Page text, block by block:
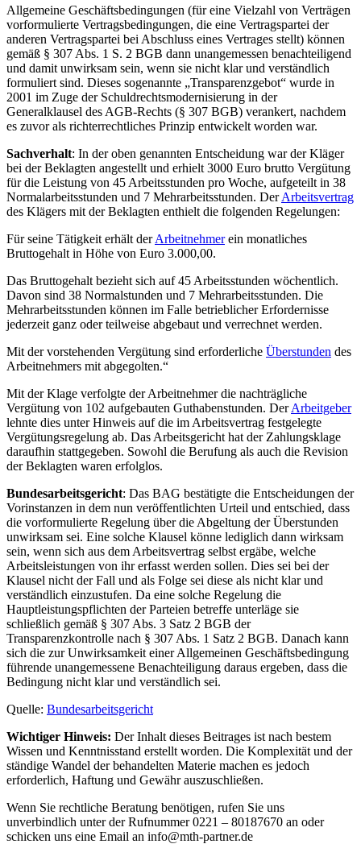
Allgemeine Geschäftsbedingungen (für eine Vielzahl von Verträgen
vorformulierte Vertragsbedingungen, die eine Vertragspartei der
anderen Vertragspartei bei Abschluss eines Vertrages stellt) können
gemäß § 307 Abs. 1 S. 2 BGB dann unangemessen benachteiligend
und damit unwirksam sein, wenn sie nicht klar und verständlich
formuliert sind. Dieses sogenannte „Transparenzgebot“ wurde in
2001 im Zuge der Schuldrechtsmodernisierung in der
Generalklausel des AGB-Rechts (§ 307 BGB) verankert, nachdem
es zuvor als richterrechtliches Prinzip entwickelt worden war.
Sachverhalt: In der oben genannten Entscheidung war der Kläger
bei der Beklagten angestellt und erhielt 3000 Euro brutto Vergütung
für die Leistung von 45 Arbeitsstunden pro Woche, aufgeteilt in 38
Normalarbeitsstunden und 7 Mehrarbeitsstunden. DerArbeitsvertrag
des Klägers mit der Beklagten enthielt die folgenden Regelungen:
Für seine Tätigkeit erhält derArbeitnehmerein monatliches
Bruttogehalt in Höhe von Euro 3.000,00.
Das Bruttogehalt bezieht sich auf 45 Arbeitsstunden wöchentlich.
Davon sind 38 Normalstunden und 7 Mehrarbeitsstunden. Die
Mehrarbeitsstunden können im Falle betrieblicher Erfordernisse
jederzeit ganz oder teilweise abgebaut und verrechnet werden.
Mit der vorstehenden Vergütung sind erforderliche Überstunden des
Arbeitnehmers mit abgegolten.“
Mit der Klage verfolgte der Arbeitnehmer die nachträgliche
Vergütung von 102 aufgebauten Guthabenstunden. DerArbeitgeber
lehnte dies unter Hinweis auf die im Arbeitsvertrag festgelegte
Vergütungsregelung ab. Das Arbeitsgericht hat der Zahlungsklage
daraufhin stattgegeben. Sowohl die Berufung als auch die Revision
der Beklagten waren erfolglos.
Bundesarbeitsgericht: Das BAG bestätigte die Entscheidungen der
Vorinstanzen in dem nun veröffentlichten Urteil und entschied, dass
die vorformulierte Regelung über die Abgeltung der Überstunden
unwirksam sei. Eine solche Klausel könne lediglich dann wirksam
sein, wenn sich aus dem Arbeitsvertrag selbst ergäbe, welche
Arbeitsleistungen von ihr erfasst werden sollen. Dies sei bei der
Klausel nicht der Fall und als Folge sei diese als nicht klar und
verständlich einzustufen. Da eine solche Regelung die
Hauptleistungspflichten der Parteien betreffe unterläge sie
schließlich gemäß § 307 Abs. 3 Satz 2 BGB der
Transparenzkontrolle nach § 307 Abs. 1 Satz 2 BGB. Danach kann
sich die zur Unwirksamkeit einer Allgemeinen Geschäftsbedingung
führende unangemessene Benachteiligung daraus ergeben, dass die
Bedingung nicht klar und verständlich sei.
Quelle: Bundesarbeitsgericht
Wichtiger Hinweis: Der Inhalt dieses Beitrages ist nach bestem
Wissen und Kenntnisstand erstellt worden. Die Komplexität und der
ständige Wandel der behandelten Materie machen es jedoch
erforderlich, Haftung und Gewähr auszuschließen.
Wenn Sie rechtliche Beratung benötigen, rufen Sie uns
unverbindlich unter der Rufnummer 0221 – 80187670 an oder
schicken uns eine Email an info@mth-partner.de